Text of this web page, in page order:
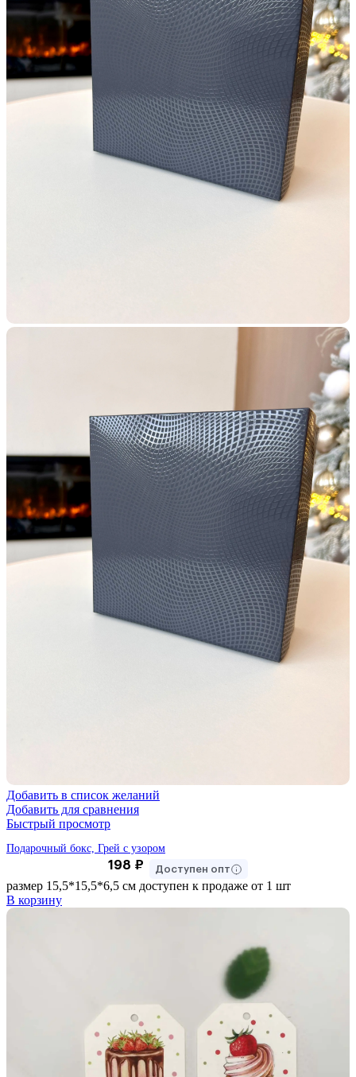
Добавить в список желаний
Добавить для сравнения
Быстрый просмотр
Подарочный бокс, Грей с узором
198 ₽ Доступен опт
размер 15,5*15,5*6,5 см доступен к продаже от 1 шт
В корзину